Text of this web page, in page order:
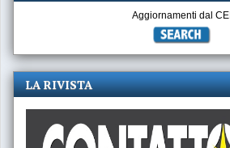
Aggiornamenti dal CEI
LA RIVISTA